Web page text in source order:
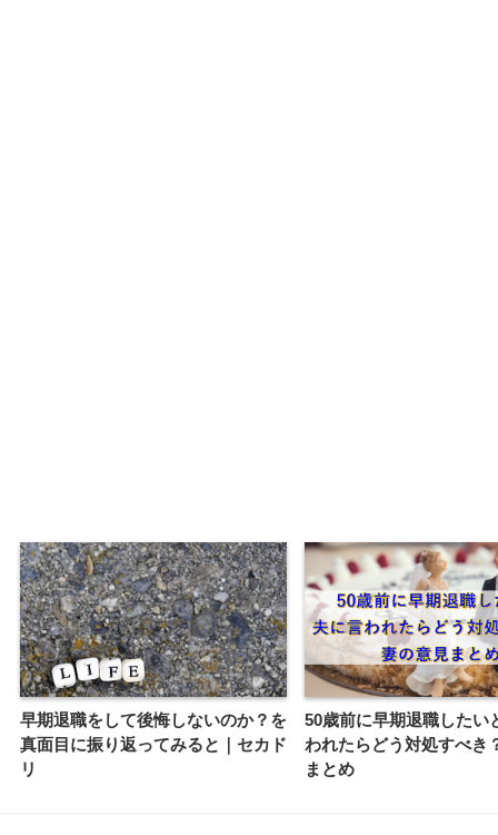
早期退職をして後悔しないのか？を
真面目に振り返ってみると｜セカド
リ
50歳前に早期退職したい
われたらどう対処すべき
まとめ